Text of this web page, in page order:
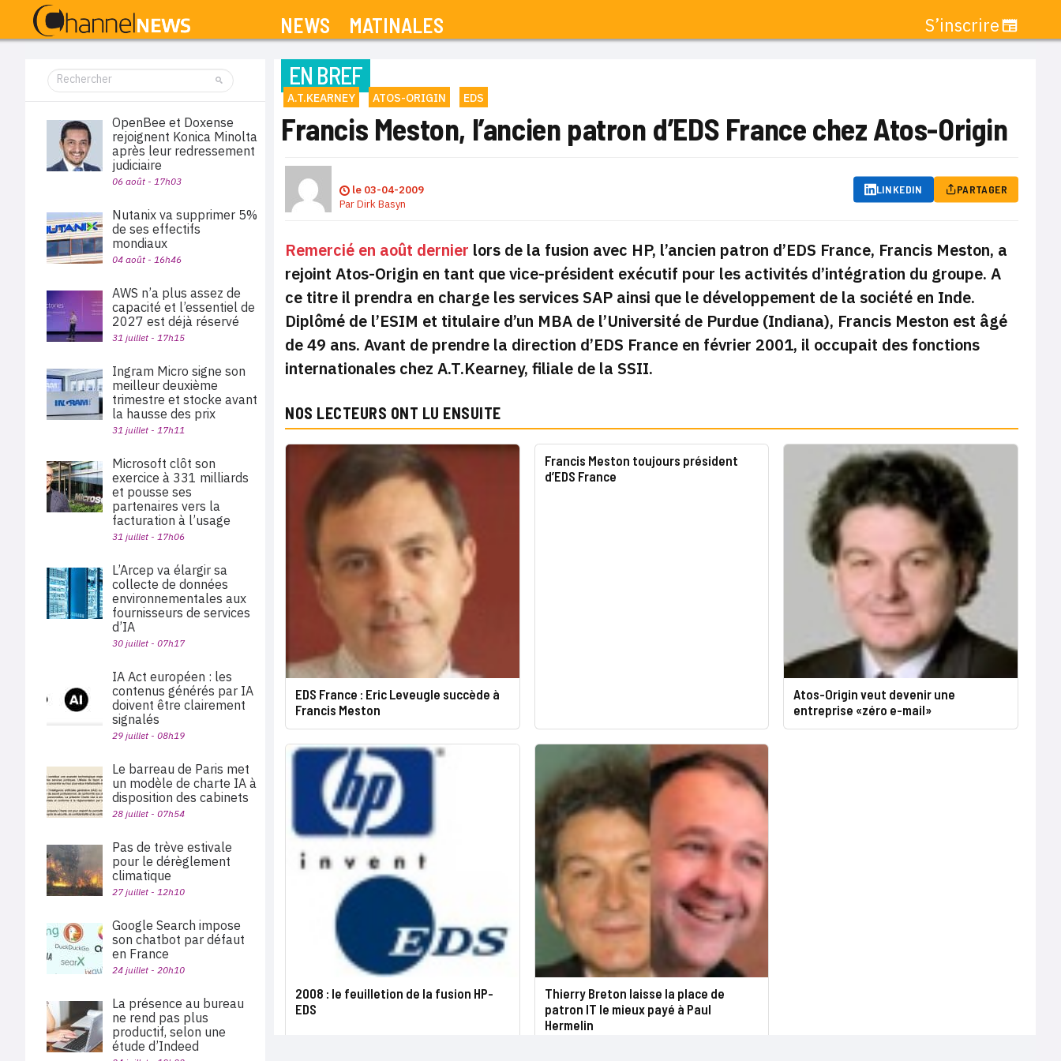
NEWS MATINALES S’inscrire
EN BREF
A.T.KEARNEY ATOS-ORIGIN EDS
Francis Meston, l’ancien patron d’EDS France chez Atos-Origin
le 03-04-2009
ParDirk Basyn
LINKEDIN PARTAGER
Remercié en août dernier lors de la fusion avec HP, l’ancien patron d’EDS France, Francis Meston, a
rejoint Atos-Origin en tant que vice-président exécutif pour les activités d’intégration du groupe. A
ce titre il prendra en charge les services SAP ainsi que le développement de la société en Inde.
Diplômé de l’ESIM et titulaire d’un MBA de l’Université de Purdue (Indiana), Francis Meston est âgé
de 49 ans. Avant de prendre la direction d’EDS France en février 2001, il occupait des fonctions
internationales chez A.T.Kearney, filiale de la SSII.
NOS LECTEURS ONT LU ENSUITE
EDS France : Eric Leveugle succède à
Francis Meston
Francis Meston toujours président
d’EDS France
Atos-Origin veut devenir une
entreprise «zéro e-mail»
2008 : le feuilletion de la fusion HP-
EDS
Thierry Breton laisse la place de
patron IT le mieux payé à Paul
Hermelin
OpenBee et Doxense
rejoignent Konica Minolta
après leur redressement
judiciaire
06 août - 17h03
Nutanix va supprimer 5%
de ses effectifs
mondiaux
04 août - 16h46
AWS n’a plus assez de
capacité et l’essentiel de
2027 est déjà réservé
31 juillet - 17h15
Ingram Micro signe son
meilleur deuxième
trimestre et stocke avant
la hausse des prix
31 juillet - 17h11
Microsoft clôt son
exercice à 331 milliards
et pousse ses
partenaires vers la
facturation à l’usage
31 juillet - 17h06
L’Arcep va élargir sa
collecte de données
environnementales aux
fournisseurs de services
d’IA
30 juillet - 07h17
IA Act européen : les
contenus générés par IA
doivent être clairement
signalés
29 juillet - 08h19
Le barreau de Paris met
un modèle de charte IA à
disposition des cabinets
28 juillet - 07h54
Pas de trève estivale
pour le dérèglement
climatique
27 juillet - 12h10
Google Search impose
son chatbot par défaut
en France
24 juillet - 20h10
La présence au bureau
ne rend pas plus
productif, selon une
étude d’Indeed